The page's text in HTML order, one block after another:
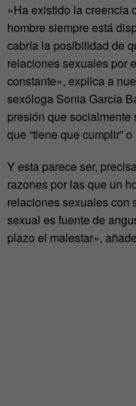
«Ha existido la creencia
hombre siempre está
cabría la posibilidad de
relaciones sexuales por
constante», explica a
sexóloga Sonia García
presión que
que “tiene que cumplir” o
Y esta parece ser,
razones por las que un
relaciones sexuales con
sexual es fuente de
plazo el malestar»,